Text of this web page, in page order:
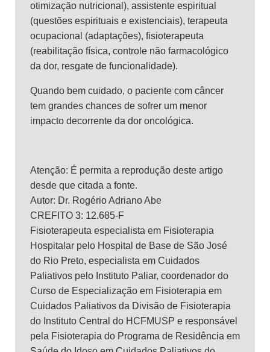
otimização nutricional), assistente espiritual
(questões espirituais e existenciais), terapeuta
ocupacional (adaptações), fisioterapeuta
(reabilitação física, controle não farmacológico
da dor, resgate de funcionalidade).
Quando bem cuidado, o paciente com câncer
tem grandes chances de sofrer um menor
impacto decorrente da dor oncológica.
Atenção: É permita a reprodução deste artigo
desde que citada a fonte.
Autor: Dr. Rogério Adriano Abe
CREFITO 3: 12.685-F
Fisioterapeuta especialista em Fisioterapia
Hospitalar pelo Hospital de Base de São José
do Rio Preto, especialista em Cuidados
Paliativos pelo Instituto Paliar, coordenador do
Curso de Especialização em Fisioterapia em
Cuidados Paliativos da Divisão de Fisioterapia
do Instituto Central do HCFMUSP e responsável
pela Fisioterapia do Programa de Residência em